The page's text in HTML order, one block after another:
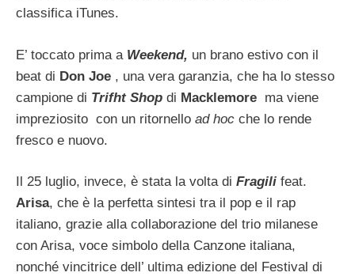
classifica iTunes.
E’ toccato prima a Weekend, un brano estivo con il
beat di Don Joe , una vera garanzia, che ha lo stesso
campione di Trifht Shop di Macklemore ma viene
impreziosito con un ritornello ad hoc che lo rende
fresco e nuovo.
Il 25 luglio, invece, è stata la volta di Fragili feat.
Arisa, che è la perfetta sintesi tra il pop e il rap
italiano, grazie alla collaborazione del trio milanese
con Arisa, voce simbolo della Canzone italiana,
nonché vincitrice dell’ ultima edizione del Festival di